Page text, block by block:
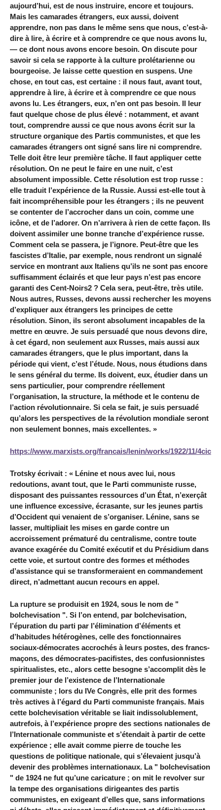
aujourd’hui, est de nous instruire, encore et toujours.
Mais les camarades étrangers, eux aussi, doivent
apprendre, non pas dans le même sens que nous, c’est-à-
dire à lire, à écrire et à comprendre ce que nous avons lu,
— ce dont nous avons encore besoin. On discute pour
savoir si cela se rapporte à la culture prolétarienne ou
bourgeoise. Je laisse cette question en suspens. Une
chose, en tout cas, est certaine : il nous faut, avant tout,
apprendre à lire, à écrire et à comprendre ce que nous
avons lu. Les étrangers, eux, n’en ont pas besoin. Il leur
faut quelque chose de plus élevé : notamment, et avant
tout, comprendre aussi ce que nous avons écrit sur la
structure organique des Partis communistes, et que les
camarades étrangers ont signé sans lire ni comprendre.
Telle doit être leur première tâche. Il faut appliquer cette
résolution. On ne peut le faire en une nuit, c’est
absolument impossible. Cette résolution est trop russe :
elle traduit l’expérience de la Russie. Aussi est-elle tout à
fait incompréhensible pour les étrangers ; ils ne peuvent
se contenter de l’accrocher dans un coin, comme une
icône, et de l’adorer. On n’arrivera à rien de cette façon. Ils
doivent assimiler une bonne tranche d’expérience russe.
Comment cela se passera, je l’ignore. Peut-être que les
fascistes d’Italie, par exemple, nous rendront un signalé
service en montrant aux Italiens qu’ils ne sont pas encore
suffisamment éclairés et que leur pays n’est pas encore
garanti des Cent-Noirs2 ? Cela sera, peut-être, très utile.
Nous autres, Russes, devons aussi rechercher les moyens
d’expliquer aux étrangers les principes de cette
résolution. Sinon, ils seront absolument incapables de la
mettre en œuvre. Je suis persuadé que nous devons dire,
à cet égard, non seulement aux Russes, mais aussi aux
camarades étrangers, que le plus important, dans la
période qui vient, c’est l’étude. Nous, nous étudions dans
le sens général du terme. Ils doivent, eux, étudier dans un
sens particulier, pour comprendre réellement
l’organisation, la structure, la méthode et le contenu de
l’action révolutionnaire. Si cela se fait, je suis persuadé
qu’alors les perspectives de la révolution mondiale seront
non seulement bonnes, mais excellentes. »
https://www.marxists.org/francais/lenin/works/1922/11/4cic/
Trotsky écrivait : « Lénine et nous avec lui, nous
redoutions, avant tout, que le Parti communiste russe,
disposant des puissantes ressources d’un État, n’exerçât
une influence excessive, écrasante, sur les jeunes partis
d’Occident qui venaient de s’organiser. Lénine, sans se
lasser, multipliait les mises en garde contre un
accroissement prématuré du centralisme, contre toute
avance exagérée du Comité exécutif et du Présidium dans
cette voie, et surtout contre des formes et méthodes
d’assistance qui se transformeraient en commandement
direct, n’admettant aucun recours en appel.
La rupture se produisit en 1924, sous le nom de "
bolchevisation ". Si l’on entend, par bolchevisation,
l’épuration du parti par l’élimination d’éléments et
d’habitudes hétérogènes, celle des fonctionnaires
sociaux-démocrates accrochés à leurs postes, des francs-
maçons, des démocrates-pacifistes, des confusionnistes
spiritualistes, etc., alors cette besogne s’accomplit dès le
premier jour de l’existence de l’Internationale
communiste ; lors du IVe Congrès, elle prit des formes
très actives à l’égard du Parti communiste français. Mais
cette bolchevisation véritable se liait indissolublement,
autrefois, à l’expérience propre des sections nationales de
l’Internationale communiste et s’étendait à partir de cette
expérience ; elle avait comme pierre de touche les
questions de politique nationale, qui s’élevaient jusqu’à
devenir des problèmes internationaux. La " bolchevisation
" de 1924 ne fut qu’une caricature ; on mit le revolver sur
la tempe des organisations dirigeantes des partis
communistes, en exigeant d’elles que, sans informations